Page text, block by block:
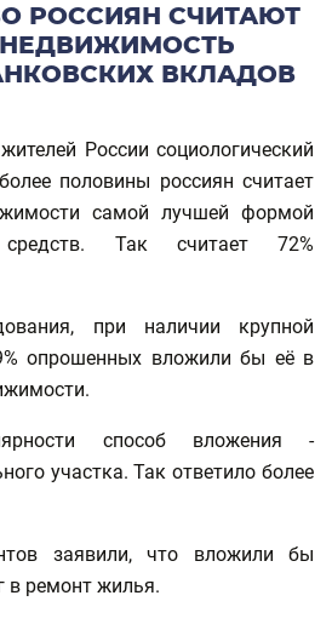
РОССИЯН СЧИТАЮТ
ВКЛАДОВ
России социологический
половины россиян считает
самой лучшей формой
Так считает 72%
при наличии крупной
опрошенных вложили бы её в
способ вложения -
участка. Так ответило более
заявили, что вложили бы
в ремонт жилья.